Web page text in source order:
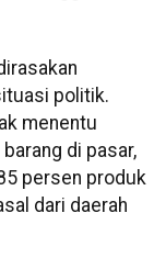
politik.
menentu
di pasar,
persen produk
dari daerah